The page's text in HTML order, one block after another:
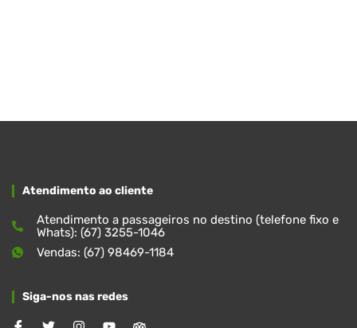
Atendimento ao cliente
Atendimento a passageiros no destino (telefone fixo e
Whats): (67) 3255-1046
Vendas: (67) 98469-1184
Siga-nos nas redes